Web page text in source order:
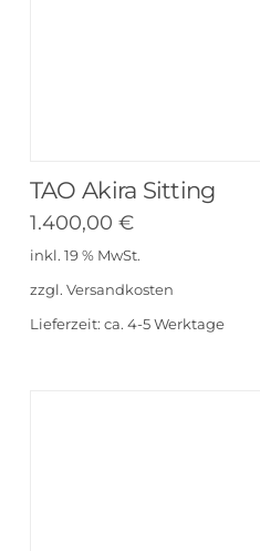
TAO Akira Sitting
1.400,00 €
inkl. 19 % MwSt.
zzgl. Versandkosten
Lieferzeit: ca. 4-5 Werktage